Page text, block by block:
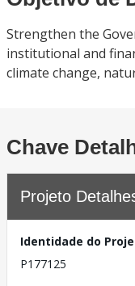
Strengthen the
institutional and
climate change,
Chave
Projeto
Identidade do
P177125